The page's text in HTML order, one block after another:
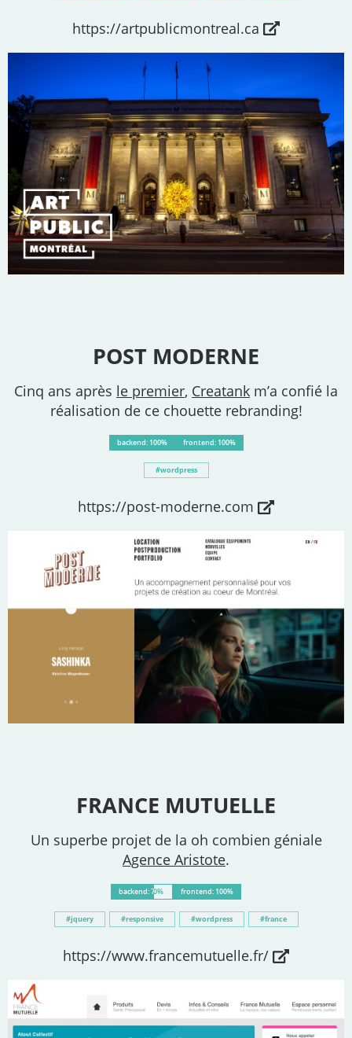
https://artpublicmontreal.ca
POST MODERNE
Cinq ans après le premier, Creatank m’a confié la
réalisation de ce chouette rebranding!
backend: 100% frontend: 100%
wordpress
https://post-moderne.com
FRANCE MUTUELLE
Un superbe projet de la oh combien géniale
Agence Aristote.
backend: 70% frontend: 100%
jquery responsive wordpress france
https://www.francemutuelle.fr/